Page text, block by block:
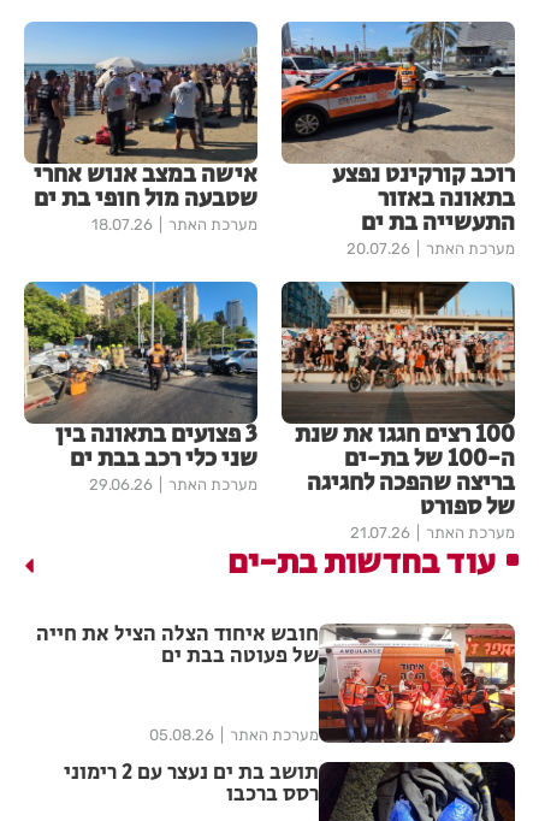
רוכב קורקינט נפצע
בתאונה באזור
התעשייה בת ים
מערכת האתר 20.07.26
אישה במצב אנוש אחרי
שטבעה מול חופי בת ים
מערכת האתר 18.07.26
100 רצים חגגו את שנת
ה-100 של בת-ים
בריצה שהפכה לחגיגה
של ספורט
מערכת האתר 21.07.26
3 פצועים בתאונה בין
שני כלי רכב בבת ים
מערכת האתר 29.06.26
עוד בחדשות בת-ים
חובש איחוד הצלה הציל את חייה
של פעוטה בבת ים
מערכת האתר 05.08.26
תושב בת ים נעצר עם 2 רימוני
רסס ברכבו